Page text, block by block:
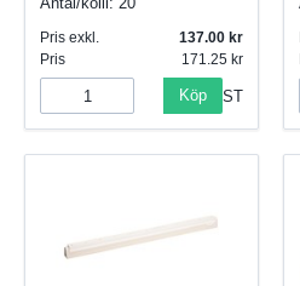
Pris exkl.
137.00
Pris
171.25
Köp ST